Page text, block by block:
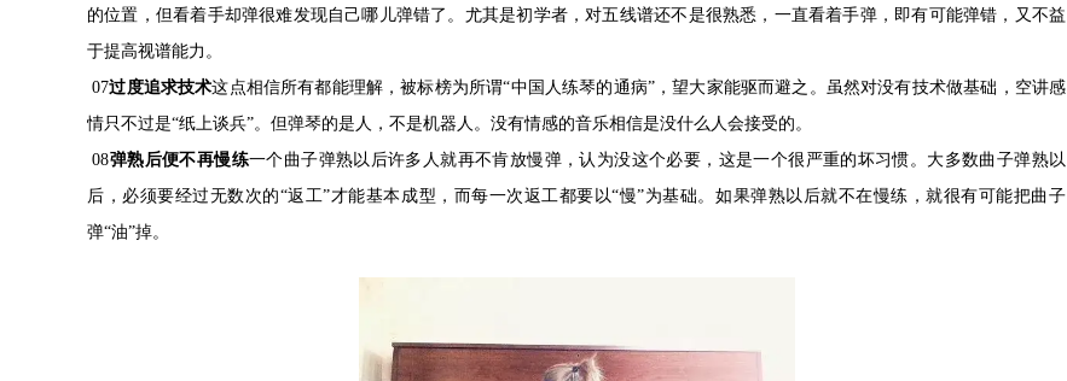
的位置，但看着手却弹很难发现自己哪儿弹错了。尤其是初学者，对五线谱还不是很熟悉，一直看着手弹，即有可能弹错，又不益
于提高视谱能力。
07过度追求技术这点相信所有都能理解，被标榜为所谓“中国人练琴的通病”，望大家能驱而避之。虽然对没有技术做基础，空讲感
情只不过是“纸上谈兵”。但弹琴的是人，不是机器人。没有情感的音乐相信是没什么人会接受的。
08弹熟后便不再慢练一个曲子弹熟以后许多人就再不肯放慢弹，认为没这个必要，这是一个很严重的坏习惯。大多数曲子弹熟以
后，必须要经过无数次的“返工”才能基本成型，而每一次返工都要以“慢”为基础。如果弹熟以后就不在慢练，就很有可能把曲子
弹“油”掉。